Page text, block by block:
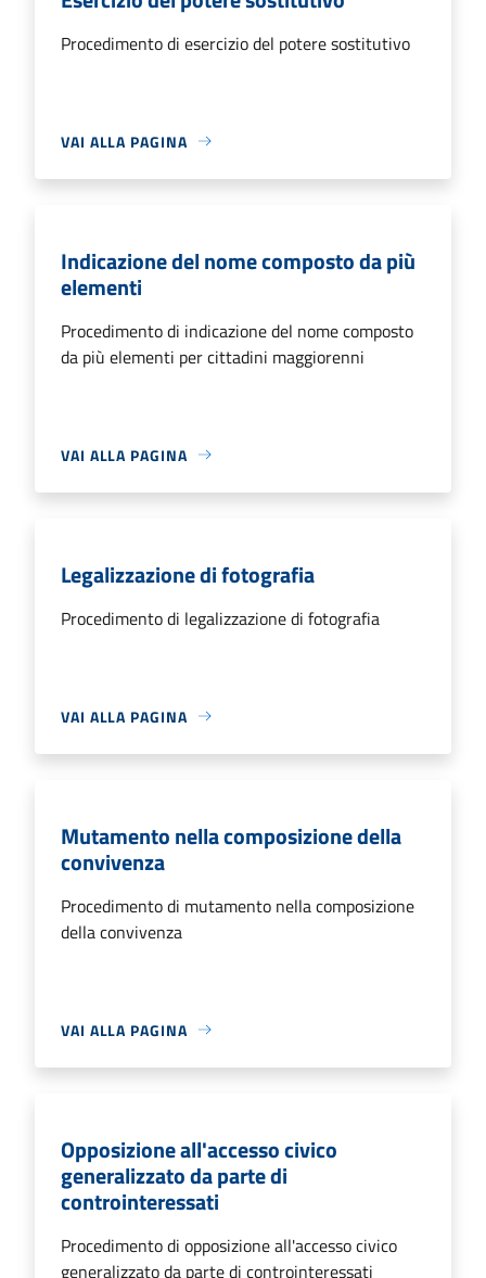
Procedimento di esercizio del potere sostitutivo
VAI ALLA PAGINA
Indicazione del nome composto da più
elementi
Procedimento di indicazione del nome composto
da più elementi per cittadini maggiorenni
VAI ALLA PAGINA
Legalizzazione di fotografia
Procedimento di legalizzazione di fotografia
VAI ALLA PAGINA
Mutamento nella composizione della
convivenza
Procedimento di mutamento nella composizione
della convivenza
VAI ALLA PAGINA
Opposizione all'accesso civico
generalizzato da parte di
controinteressati
Procedimento di opposizione all'accesso civico
generalizzato da parte di controinteressati